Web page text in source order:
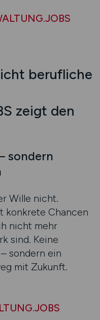
berufliche
zeigt den
sondern
Wille nicht.
konkrete Chancen
nicht mehr
sind. Keine
sondern ein
mit Zukunft.